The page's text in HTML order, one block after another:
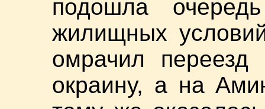
подошла
жилищных
омрачил
окраину, а на